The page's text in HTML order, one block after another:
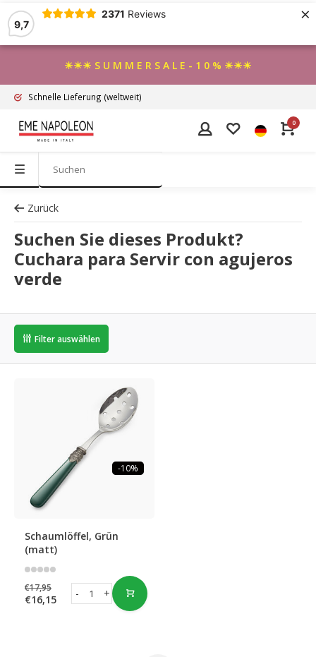
9,7
2371 Reviews ×
☀☀☀ S U M M E R S A L E - 1 0 % ☀☀☀
Schnelle Lieferung (weltweit)
0
Zurück
Suchen Sie dieses Produkt?
Cuchara para Servir con agujeros
verde
Filter auswählen
-10%
Schaumlöffel, Grün
(matt)
€17,95
€16,15 +